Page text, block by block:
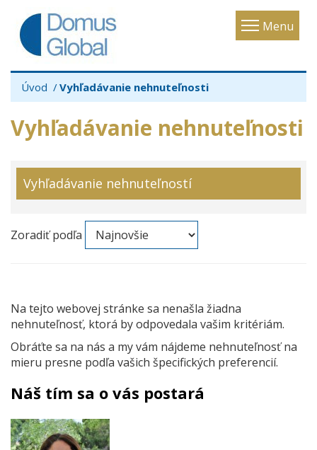
Menu
Toggle
Úvod Vyhľadávanie nehnuteľnosti
Vyhľadávanie nehnuteľnosti
Vyhľadávanie nehnuteľností
Zoradiť podľa
Na tejto webovej stránke sa nenašla žiadna
nehnuteľnosť, ktorá by odpovedala vašim kritériám.
Obráťte sa na nás a my vám nájdeme nehnuteľnosť na
mieru presne podľa vašich špecifických preferencií.
Náš tím sa o vás postará